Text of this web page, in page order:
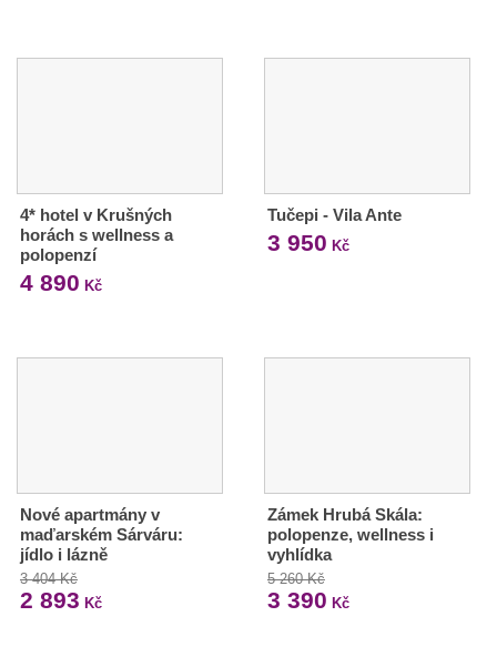
4* hotel v Krušných
horách s wellness a
polopenzí
4 890 Kč
Tučepi - Vila Ante
3 950 Kč
Nové apartmány v
maďarském Sárváru:
jídlo i lázně
3 404 Kč
2 893 Kč
Zámek Hrubá Skála:
polopenze, wellness i
vyhlídka
5 260 Kč
3 390 Kč